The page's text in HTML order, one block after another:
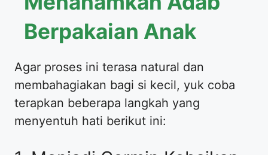
Berpakaian Anak
​Agar proses ini terasa natural dan
membahagiakan bagi si kecil, yuk coba
terapkan beberapa langkah yang
menyentuh hati berikut ini: